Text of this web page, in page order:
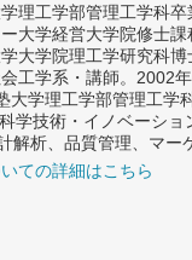
理工学部管理工学科卒
大学経営大学院修士課
大学院理工学研究科
工学系・講師。2002年
大学理工学部管理工学
学技術・イノベーシ
解析、品質管理、マー
ての詳細はこちら